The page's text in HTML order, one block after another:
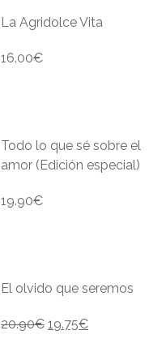
La Agridolce Vita
16.00€
Todo lo que sé sobre el
amor (Edición especial)
19.90€
El olvido que seremos
20.90€ 19.75€